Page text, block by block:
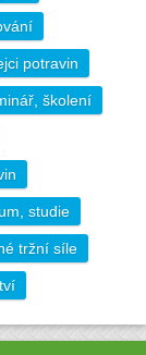
potravin
školení
studie
tržní síle